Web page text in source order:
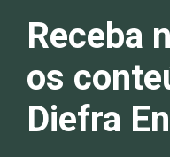
Receba
os
Diefra